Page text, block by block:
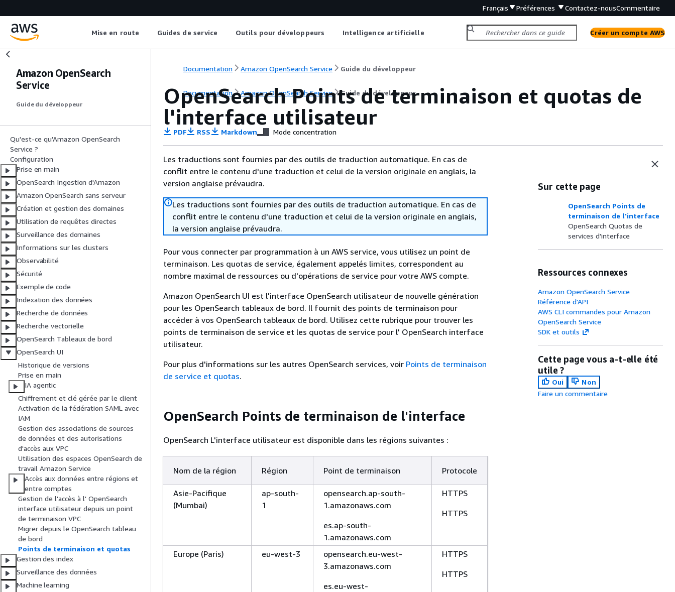
Français Préférences Contactez-nousCommentaire
Mise en route Guides de service Outils pour développeurs Intelligence artificielle Créer un compte AWS
Amazon OpenSearch
Service
Guide du développeur
Qu'est-ce qu'Amazon OpenSearch
Service ?
Configuration
Prise en main
OpenSearch Ingestion d'Amazon
Amazon OpenSearch sans serveur
Création et gestion des domaines
Utilisation de requêtes directes
Surveillance des domaines
Informations sur les clusters
Observabilité
Sécurité
Exemple de code
Indexation des données
Recherche de données
Recherche vectorielle
OpenSearch Tableaux de bord
OpenSearch UI
Historique de versions
Prise en main
IA agentic
Chiffrement et clé gérée par le client
Activation de la fédération SAML avec
IAM
Gestion des associations de sources
de données et des autorisations
d'accès aux VPC
Utilisation des espaces OpenSearch de
travail Amazon Service
Accès aux données entre régions et
entre comptes
Gestion de l'accès à l' OpenSearch
interface utilisateur depuis un point
de terminaison VPC
Migrer depuis le OpenSearch tableau
de bord
Points de terminaison et quotas
Gestion des index
Surveillance des données
Machine learning
Documentation Amazon OpenSearch Service Guide du développeur
Documentation Amazon OpenSearch Service Guide du développeur
OpenSearch Points de terminaison et quotas de
l'interface utilisateur
PDF RSS Markdown Mode concentration
Les traductions sont fournies par des outils de traduction automatique. En cas de
conflit entre le contenu d'une traduction et celui de la version originale en anglais, la
version anglaise prévaudra.
Les traductions sont fournies par des outils de traduction automatique. En cas de
conflit entre le contenu d'une traduction et celui de la version originale en anglais,
la version anglaise prévaudra.
Pour vous connecter par programmation à un AWS service, vous utilisez un point de
terminaison. Les quotas de service, également appelés limites, correspondent au
nombre maximal de ressources ou d'opérations de service pour votre AWS compte.
Amazon OpenSearch UI est l'interface OpenSearch utilisateur de nouvelle génération
pour les OpenSearch tableaux de bord. Il fournit des points de terminaison pour
accéder à vos OpenSearch tableaux de bord. Utilisez cette rubrique pour trouver les
points de terminaison de service et les quotas de service pour l' OpenSearch interface
utilisateur.
Pour plus d'informations sur les autres OpenSearch services, voir Points de terminaison
de service et quotas.
OpenSearch Points de terminaison de l'interface
OpenSearch L'interface utilisateur est disponible dans les régions suivantes :
Nom de la région Région Point de terminaison Protocole
Asie-Pacifique
(Mumbai)
ap-south-
1
opensearch.ap-south-
1.amazonaws.com
es.ap-south-
1.amazonaws.com
HTTPS
HTTPS
Europe (Paris) eu-west-3
opensearch.eu-west-
3.amazonaws.com
es.eu-west-
HTTPS
HTTPS
Sur cette page
OpenSearch Points de
terminaison de l'interface
OpenSearch Quotas de
services d'interface
Ressources connexes
Amazon OpenSearch Service
Référence d'API
AWS CLI commandes pour Amazon
OpenSearch Service
SDK et outils
Cette page vous a-t-elle été
utile ?
Oui
Non
Faire un commentaire